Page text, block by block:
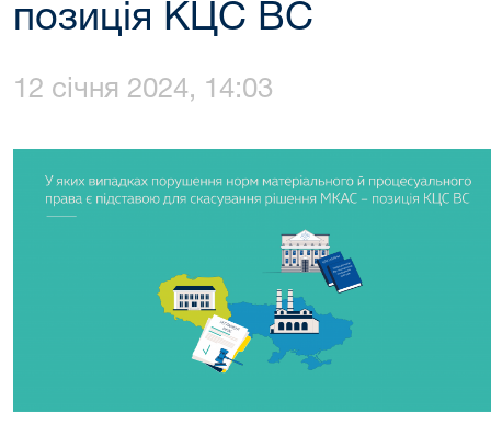
позиція КЦС ВС
12 січня 2024, 14:03